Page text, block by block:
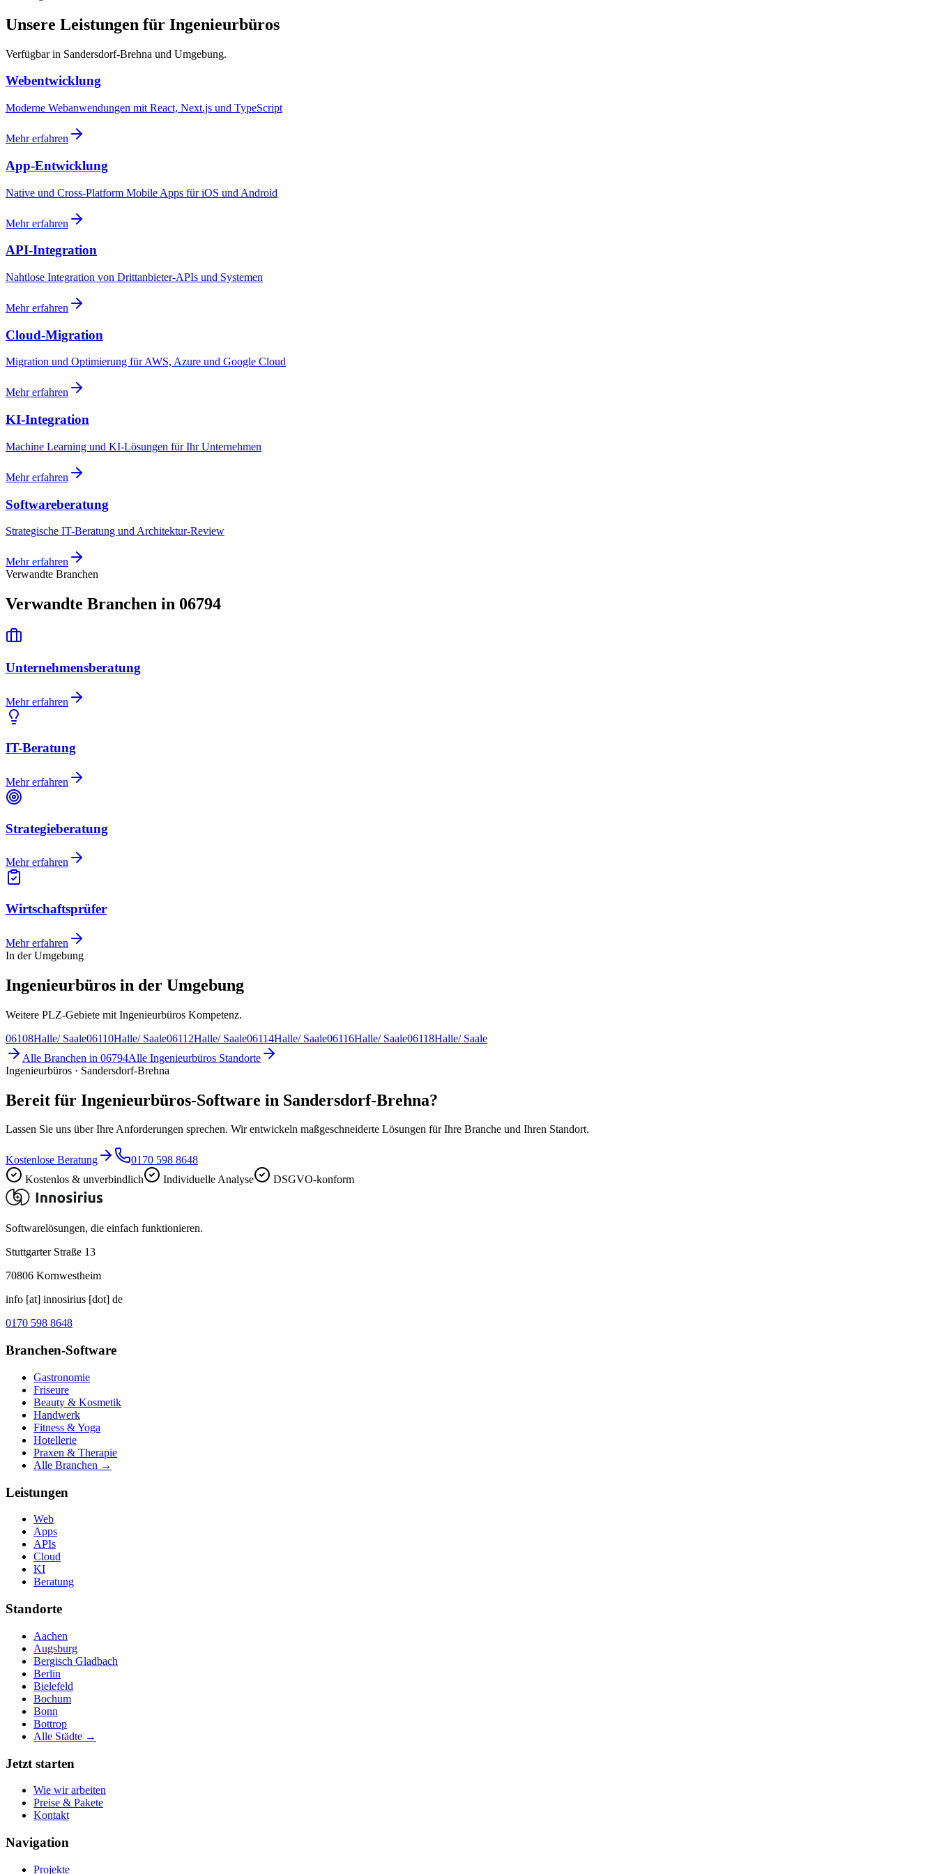
Unsere Leistungen für Ingenieurbüros
Verfügbar in Sandersdorf-Brehna und Umgebung.
Webentwicklung
Moderne Webanwendungen mit React, Next.js und TypeScript
Mehr erfahren
App-Entwicklung
Native und Cross-Platform Mobile Apps für iOS und Android
Mehr erfahren
API-Integration
Nahtlose Integration von Drittanbieter-APIs und Systemen
Mehr erfahren
Cloud-Migration
Migration und Optimierung für AWS, Azure und Google Cloud
Mehr erfahren
KI-Integration
Machine Learning und KI-Lösungen für Ihr Unternehmen
Mehr erfahren
Softwareberatung
Strategische IT-Beratung und Architektur-Review
Mehr erfahren
Verwandte Branchen
Verwandte Branchen in 06794
Unternehmensberatung
Mehr erfahren
IT-Beratung
Mehr erfahren
Strategieberatung
Mehr erfahren
Wirtschaftsprüfer
Mehr erfahren
In der Umgebung
Ingenieurbüros in der Umgebung
Weitere PLZ-Gebiete mit Ingenieurbüros Kompetenz.
06108Halle/ Saale06110Halle/ Saale06112Halle/ Saale06114Halle/ Saale06116Halle/ Saale06118Halle/ Saale
Alle Branchen in 06794Alle Ingenieurbüros Standorte
Ingenieurbüros · Sandersdorf-Brehna
Bereit für Ingenieurbüros-Software in Sandersdorf-Brehna?
Lassen Sie uns über Ihre Anforderungen sprechen. Wir entwickeln maßgeschneiderte Lösungen für Ihre Branche und Ihren Standort.
Kostenlose Beratung
0170 598 8648
Kostenlos & unverbindlich
Individuelle Analyse DSGVO-konform
Softwarelösungen, die einfach funktionieren.
Stuttgarter Straße 13
70806 Kornwestheim
info [at] innosirius [dot] de
0170 598 8648
Branchen-Software
Gastronomie
Friseure
Beauty & Kosmetik
Handwerk
Fitness & Yoga
Hotellerie
Praxen & Therapie
Alle Branchen →
Leistungen
Web
Apps
APIs
Cloud
KI
Beratung
Standorte
Aachen
Augsburg
Bergisch Gladbach
Berlin
Bielefeld
Bochum
Bonn
Bottrop
Alle Städte →
Jetzt starten
Wie wir arbeiten
Preise & Pakete
Kontakt
Navigation
Projekte